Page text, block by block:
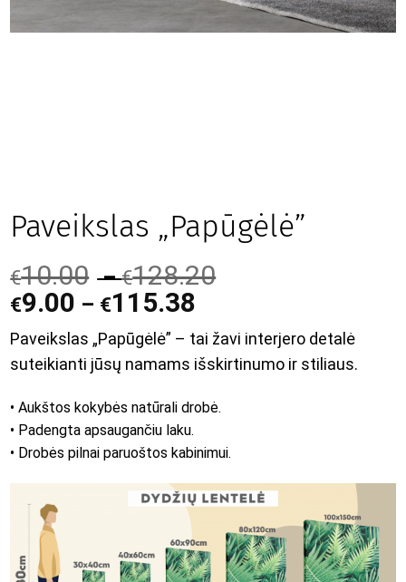
Paveikslas „Papūgėlė”
€10.00 –€128.20
€9.00 – €115.38
Paveikslas „Papūgėlė” – tai žavi interjero detalė
suteikianti jūsų namams išskirtinumo ir stiliaus.
• Aukštos kokybės natūrali drobė.
• Padengta apsaugančiu laku.
• Drobės pilnai paruoštos kabinimui.